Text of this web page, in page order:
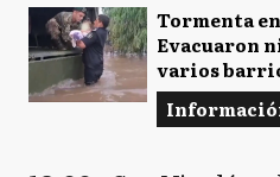
Tormenta
Evacuaron
varios